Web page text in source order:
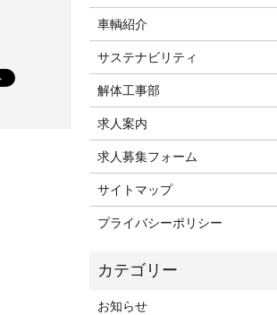
車輌紹介
サステナビリティ
解体工事部
求人案内
求人募集フォーム
サイトマップ
プライバシーポリシー
お知らせ